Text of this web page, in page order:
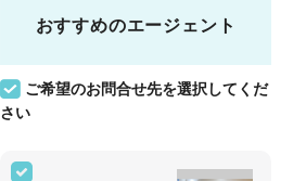
おすすめのエージェント
ご希望のお問合せ先を選択してくだ
さい